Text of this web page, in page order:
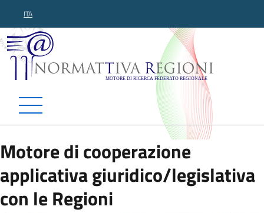
ITA
Normattiva Regioni -
Motore di cooperazione
applicativa giuridico/legislativa
con le Regioni